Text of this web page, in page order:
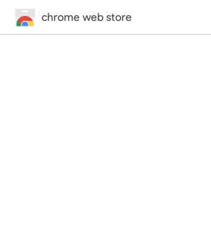
chrome web store